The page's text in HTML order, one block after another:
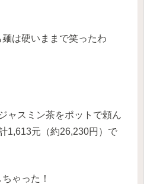
は硬いままで笑ったわ
ャスミン茶をポットで頼ん
1,613元（約26,230円）で
ゃった！